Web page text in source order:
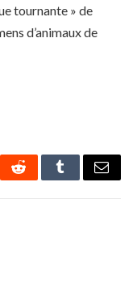
tournante » de
d’animaux de
RedditTumblrEmail